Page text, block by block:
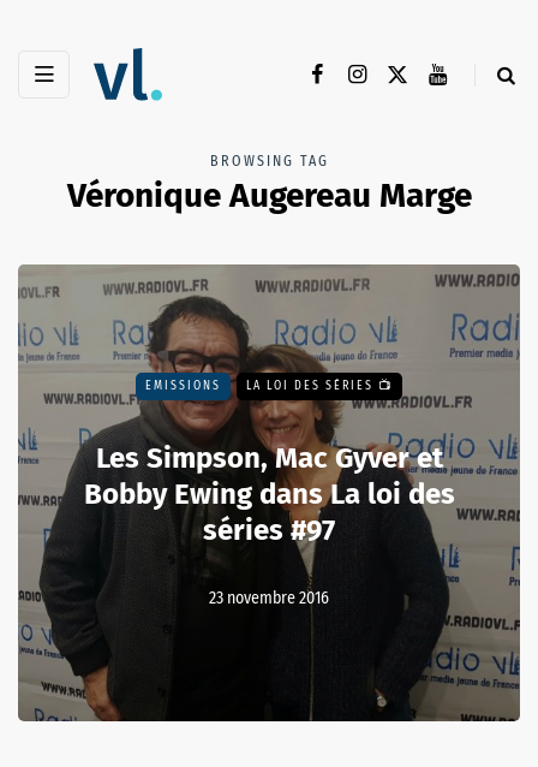
BROWSING TAG
Véronique Augereau Marge
EMISSIONS LA LOI DES SÉRIES 📺
Les Simpson, Mac Gyver et
Bobby Ewing dans La loi des
séries #97
23 novembre 2016